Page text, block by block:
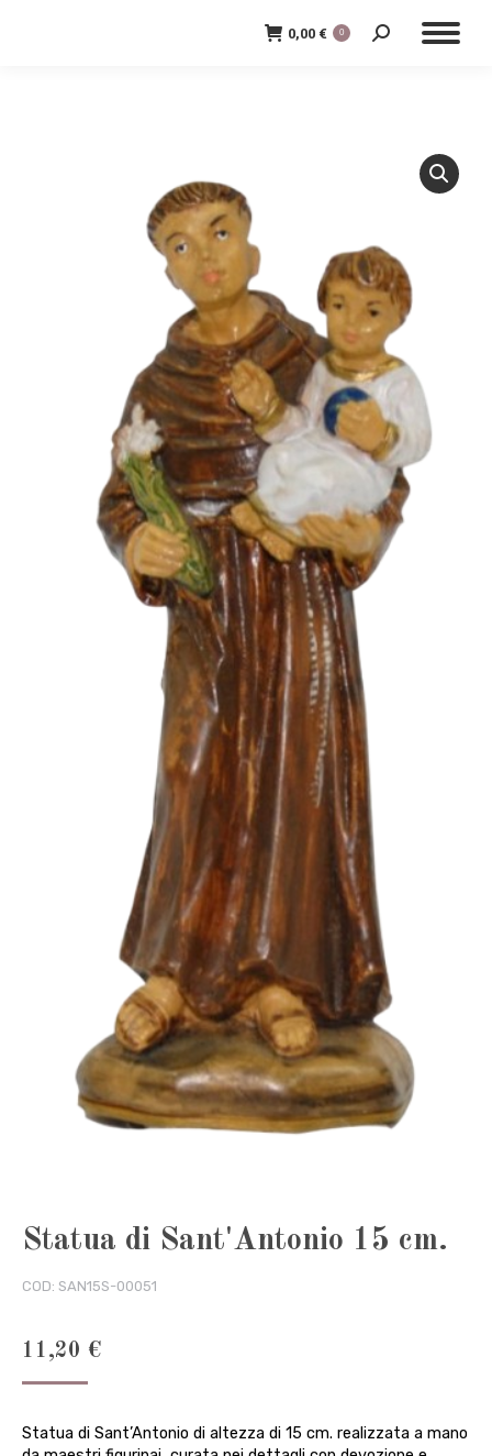
0,00 € 0 Cerca:
Statua di Sant'Antonio 15 cm.
COD: SAN15S-00051
11,20 €
Statua di Sant’Antonio di altezza di 15 cm. realizzata a mano